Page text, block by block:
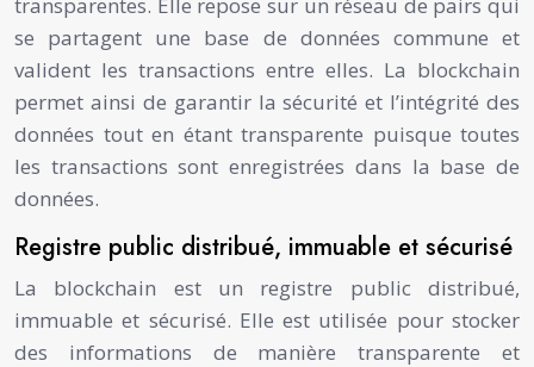
se partagent une base de données commune et
valident les transactions entre elles. La blockchain
permet ainsi de garantir la sécurité et l’intégrité des
données tout en étant transparente puisque toutes
les transactions sont enregistrées dans la base de
données.
Registre public distribué, immuable et sécurisé
La blockchain est un registre public distribué,
immuable et sécurisé. Elle est utilisée pour stocker
des informations de manière transparente et